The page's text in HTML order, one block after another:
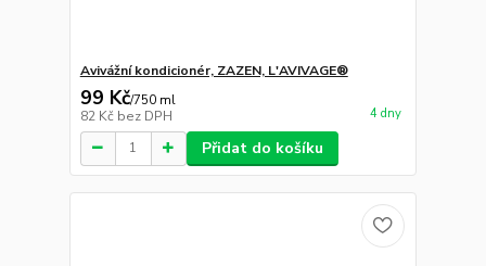
Avivážní kondicionér, ZAZEN, L'AVIVAGE®
99 Kč/750 ml
82 Kč bez DPH 4 dny
Přidat do košíku